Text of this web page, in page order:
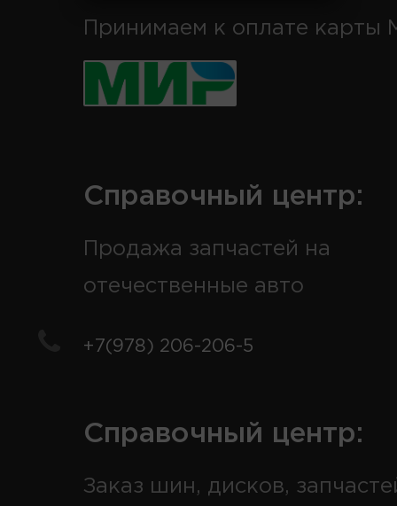
Принимаем к оплате карты
Справочный центр:
Продажа запчастей на
отечественные авто
+7(978) 206-206-5
Справочный центр:
Заказ шин, дисков,